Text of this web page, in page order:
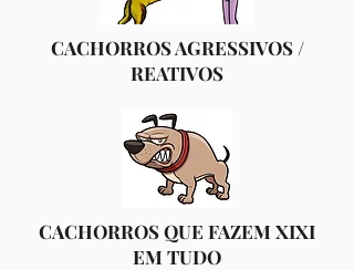
CACHORROS AGRESSIVOS /
REATIVOS
CACHORROS QUE FAZEM XIXI
EM TUDO